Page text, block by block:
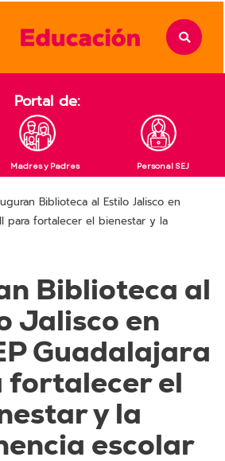
Portal de:
Madres y Padres Personal SEJ
Biblioteca al Estilo Jalisco en
II para fortalecer el bienestar y la
Biblioteca al
Jalisco en
Guadalajara
fortalecer el
y la
escolar